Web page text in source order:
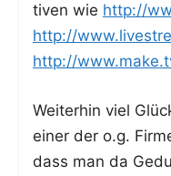
ti­ven wie http://
http://
http://
Wei­ter­hin viel
einer der o.g.
dass man da